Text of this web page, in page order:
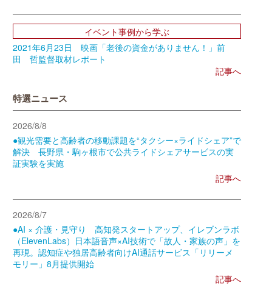
イベント事例から学ぶ
2021年6月23日 映画「老後の資金がありません！」前
田 哲監督取材レポート
記事へ
特選ニュース
2026/8/8
●観光需要と高齢者の移動課題を“タクシー×ライドシェア”で
解決 長野県・駒ヶ根市で公共ライドシェアサービスの実
証実験を実施
記事へ
2026/8/7
●AI × 介護・見守り 高知発スタートアップ、イレブンラボ
（ElevenLabs）日本語音声×AI技術で「故人・家族の声」を
再現。認知症や独居高齢者向けAI通話サービス「リリーメ
モリー」8月提供開始
記事へ